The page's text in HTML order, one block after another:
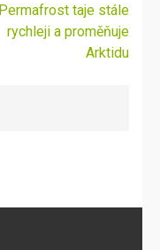
Permafrost taje stále
rychleji a proměňuje
Arktidu